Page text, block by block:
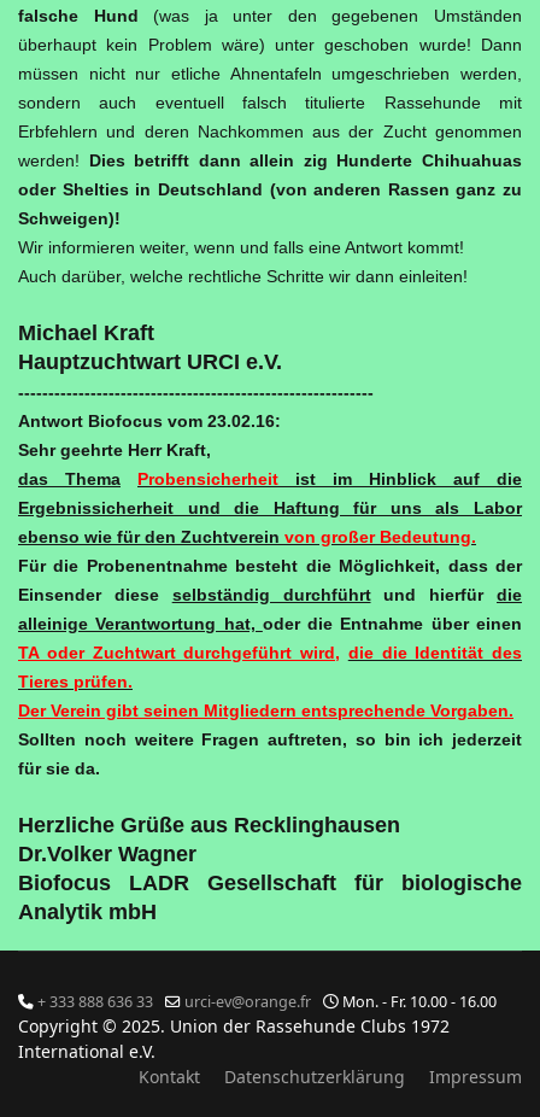
falsche Hund (was ja unter den gegebenen Umständen
überhaupt kein Problem wäre) unter geschoben wurde! Dann
müssen nicht nur etliche Ahnentafeln umgeschrieben werden,
sondern auch eventuell falsch titulierte Rassehunde mit
Erbfehlern und deren Nachkommen aus der Zucht genommen
werden! Dies betrifft dann allein zig Hunderte Chihuahuas
oder Shelties in Deutschland (von anderen Rassen ganz zu
Schweigen)!
Wir informieren weiter, wenn und falls eine Antwort kommt!
Auch darüber, welche rechtliche Schritte wir dann einleiten!
Michael Kraft
Hauptzuchtwart URCI e.V.
-----------------------------------------------------------
Antwort Biofocus vom 23.02.16:
Sehr geehrte Herr Kraft,
das Thema
Probensicherheit ist im Hinblick auf die
Ergebnissicherheit und die Haftung für uns als Labor
ebenso wie für den Zuchtverein von großer Bedeutung.
Für die Probenentnahme besteht die Möglichkeit, dass der
Einsender diese selbständig durchführtund hierfürdie
alleinige Verantwortung hat, oder die Entnahme über einen
TA oder Zuchtwart durchgeführt wird, die die Identität des
Tieres prüfen.
Der Verein gibt seinen Mitgliedern entsprechende Vorgaben.
Sollten noch weitere Fragen auftreten, so bin ich jederzeit
für sie da.
Herzliche Grüße aus Recklinghausen
Dr.Volker Wagner
Biofocus LADR Gesellschaft für biologische
Analytik mbH
+ 333 888 636 33 urci-ev@orange.fr Mon. - Fr. 10.00 - 16.00
Copyright © 2025. Union der Rassehunde Clubs 1972
International e.V.
Kontakt
Datenschutzerklärung Impressum